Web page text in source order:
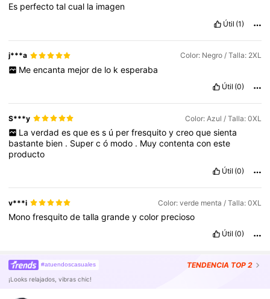
Es perfectotalcual la imagen
Útil (1)
j***a Color: Negro / Talla: 2XL
Me encanta mejor de lo k esperaba
Útil (0)
S***y Color: Azul / Talla: 0XL
La verdad es que es s ú per fresquito y creo que sienta
bastante bien . Supercó modo . Muycontentaconeste
producto
Útil (0)
v***i Color: verde menta / Talla: 0XL
Monofresquitodetallagrandeycolor precioso
Útil (0)
#atuendoscasuales TENDENCIA TOP 2
¡Looks relajados, vibras chic!